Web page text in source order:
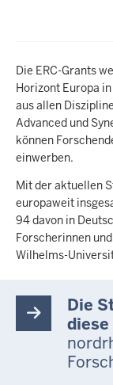
Die ERC-Grants
Horizont Europa
aus allen
Advanced und
können
einwerben.
Mit der aktuellen
europaweit
94 davon in
Forscherinnen
Wilhelms-
Die
diese